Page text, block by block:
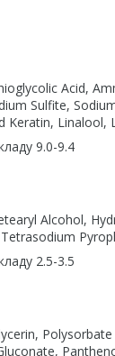
Acid,
Sulfite,
Keratin, Linalool,
9.0-9.4
Alcohol,
2.5-3.5